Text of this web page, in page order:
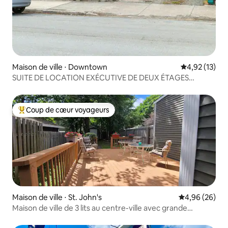
Maison de ville ⋅ Downtown Évaluation
4,92 (13)
SUITE DE LOCATION EXÉCUTIVE DE DEUX ÉTAGES
Coups de cœur voyageurs les plus appréciés
Coup de cœur voyageurs
Maison de ville ⋅ St. John's Évaluation
4,96 (26)
Maison de ville de 3 lits au centre-ville avec grande